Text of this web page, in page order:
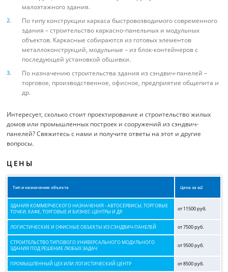
малоэтажного здания.
По типу конструкции каркаса быстровозводимого современного
здания – строительство каркасно-панельных и модульных
объектов. Каркасные собираются из готовых элементов
металлоконструкций, модульные – из блок-контейнеров с
последующей установкой обшивки.
По назначению строительства здания из сэндвич-панелей –
торговое, производственное, офисное, предприятие общепита и
др.
Интересует, сколько стоит проектирование и строительство жилых
домов или промышленных построек и сооружений из сэндвич-
панелей? Свяжитесь с нами и получите ответы на этот и другие
вопросы.
ЦЕНЫ
Тип и назначение объекта Цена за м2
ЗДАНИЯ КОММЕРЧЕСКОГО НАЗНАЧЕНИЯ - АВТОСЕРВИСЫ, ТОРГОВЫЕ
ТОЧКИ, КАФЕ, ТОРГОВЫЕ И БИЗНЕС-ЦЕНТРЫ И ДР.
от 11500 руб.
ЛОГИСТИЧЕСКИЕ И ОФИСНЫЕ ОБЪЕКТЫ ИЗ СЭНДВИЧ-ПАНЕЛЕЙ от 7500 руб.
СТРОИТЕЛЬСТВО ТИПОВОГО УНИВЕРСАЛЬНОГО МОДУЛЬНОГО
ЗДАНИЯ ПОД РЕШЕНИЕ ЛЮБЫХ ЗАДАЧ
от 9500 руб.
ПРОМЫШЛЕННЫЙ ЦЕХ ИЛИ ЛОГИСТИЧЕСКИЙ ЦЕНТР от 8500 руб.